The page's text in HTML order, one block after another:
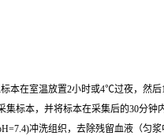
本在室温放置2小时或4℃过夜，然
集标本，并将标本在采集后的30分
冲洗组织，去除残留血液（匀